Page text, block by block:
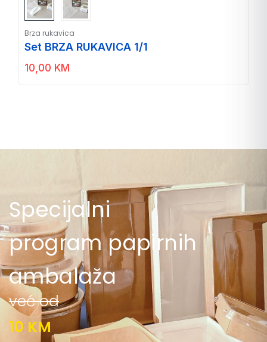
Brza rukavica
Set BRZA RUKAVICA 1/1
10,00 KM
Specijalni
program papirnih
ambalaža
već od
10 KM